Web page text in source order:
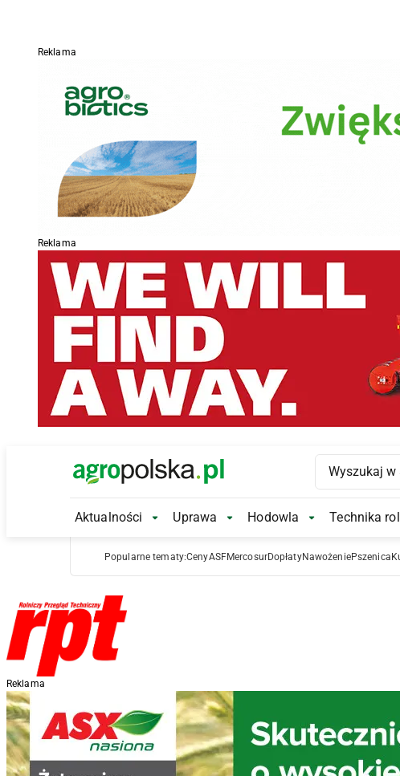
Reklama
Reklama
Main Logo
Aktualności Aktualności Submenu
Uprawa Uprawa Submenu
Hodowla Hodowla
Technika
Popularne tematy:CenyASFMercosurDopłatyNawożeniePszenica
Reklama